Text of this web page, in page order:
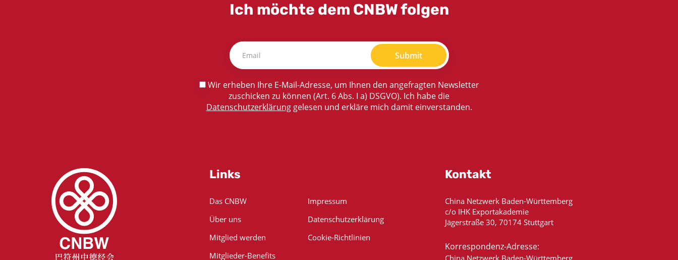
Ich möchte dem CNBW folgen
Submit
Wir erheben Ihre E-Mail-Adresse, um Ihnen den angefragten Newsletter
zuschicken zu können (Art. 6 Abs. I a) DSGVO). Ich habe die
Datenschutzerklärunggelesen und erkläre mich damit einverstanden.
Links
Das CNBW
Über uns
Mitglied werden
Mitglieder-Benefits
Impressum
Datenschutzerklärung
Cookie-Richtlinien
Kontakt
China Netzwerk Baden-Württemberg
c/o IHK Exportakademie
Jägerstraße 30, 70174 Stuttgart
Korrespondenz-Adresse: